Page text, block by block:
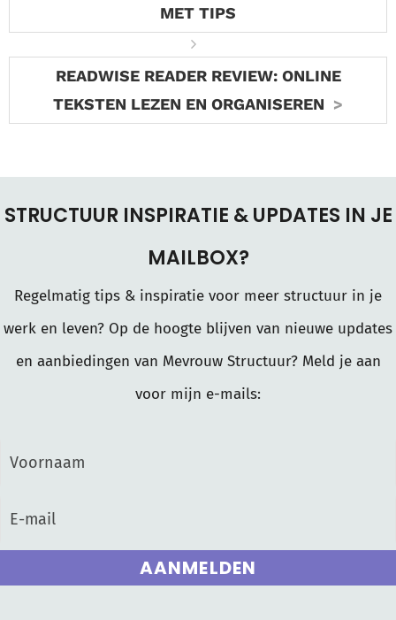
MET TIPS
READWISE READER REVIEW: ONLINE
TEKSTEN LEZEN EN ORGANISEREN
STRUCTUUR INSPIRATIE & UPDATES IN JE
MAILBOX?
Regelmatig tips & inspiratie voor meer structuur in je
werk en leven? Op de hoogte blijven van nieuwe updates
en aanbiedingen van Mevrouw Structuur? Meld je aan
voor mijn e-mails:
AANMELDEN